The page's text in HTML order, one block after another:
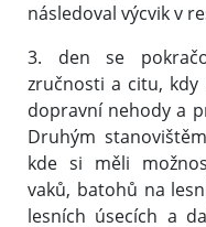
následoval výcvik v
3. den se
zručnosti a citu,
dopravní nehody a
Druhým
kde si měli
vaků, batohů na
lesních úsecích a